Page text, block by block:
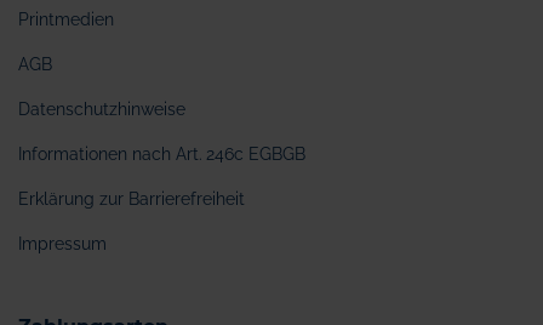
Printmedien
AGB
Datenschutzhinweise
Informationen nach Art. 246c EGBGB
Erklärung zur Barrierefreiheit
Impressum